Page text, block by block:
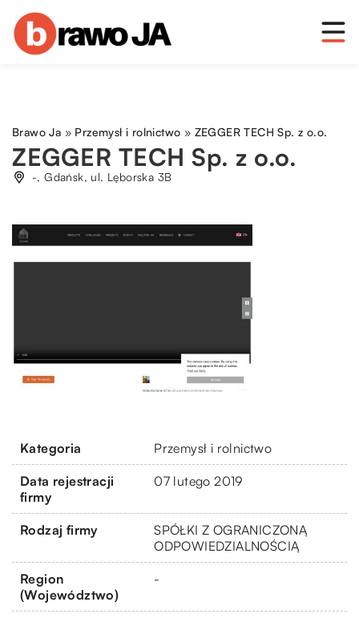
Brawo Ja » Przemysł i rolnictwo » ZEGGER TECH Sp. z o.o.
ZEGGER TECH Sp. z o.o.
-, Gdańsk, ul. Lęborska 3B
Kategoria Przemysł i rolnictwo
Data rejestracji
firmy
07 lutego 2019
Rodzaj firmy
SPÓŁKI Z OGRANICZONĄ
ODPOWIEDZIALNOŚCIĄ
Region
(Województwo)
-